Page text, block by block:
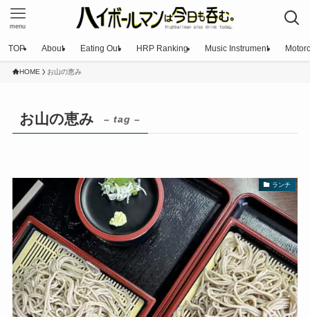
menu
TOP About Eating Out HRP Ranking Music Instrument
HOME お山の恵み
お山の恵み – tag –
ランチ